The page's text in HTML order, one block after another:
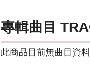
專輯曲目
此商品目前無曲目資